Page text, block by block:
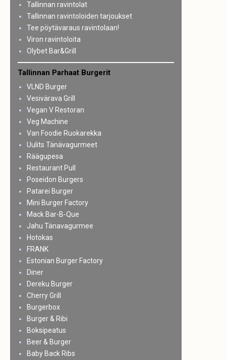
Tallinnan ravintolat
Tallinnan ravintoloiden tarjoukset
Tee pöytävaraus ravintolaan!
Viron ravintoloita
Olybet Bar&Grill
Tallinnan Parhaat Burgerit
VLND Burger
Vesivärava Grill
Vegan V Restoran
Veg Machine
Van Foodie Ruokarekka
Uulits Tänävagurmeet
Räägupesa
Restaurant Pull
Poseidon Burgers
Patarei Burger
Mini Burger Factory
Mack Bar-B-Que
Jahu Tänavagurmee
Hotokas
FRANK
Estonian Burger Factory
Diner
Dereku Burger
Cherry Grill
Burgerbox
Burger & Ribi
Boksipeatus
Beer & Burger
Baby Back Ribs